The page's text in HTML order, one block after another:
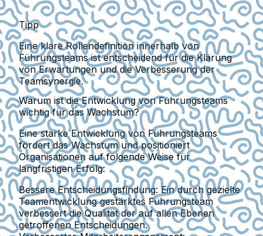
Tipp
Eine klare Rollendefinition innerhalb von
Führungsteams ist entscheidend für die Klärung
von Erwartungen und die Verbesserung der
Teamsynergie.
Warum ist die Entwicklung von Führungsteams
wichtig für das Wachstum?
Eine starke Entwicklung von Führungsteams
fördert das Wachstum und positioniert
Organisationen auf folgende Weise für
langfristigen Erfolg:
Bessere Entscheidungsfindung: Ein durch gezielte
Teamentwicklung gestärktes Führungsteam
verbessert die Qualität der auf allen Ebenen
getroffenen Entscheidungen.